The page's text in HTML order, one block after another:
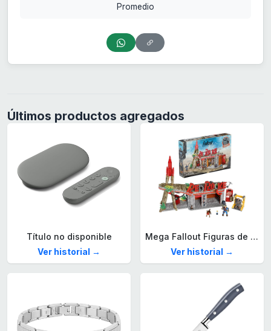
Promedio
Últimos productos agregados
Título no disponible
Ver historial →
Mega Fallout Figuras de acción y Juguetes de construcción, Parada de Camiones Red Rocket con 824 Piezas, 2 Personajes articulados y Accesorios, para coleccionistas, HXT00
Ver historial →